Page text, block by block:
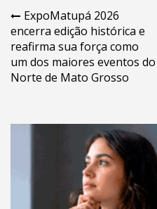
Navegação
de
Post
ExpoMatupá 2026
encerra edição histórica e
reafirma sua força como
um dos maiores eventos do
Norte de Mato Grosso